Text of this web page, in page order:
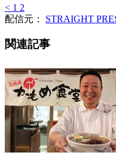
< 1 2
配信元： STRAIGHT
関連記事